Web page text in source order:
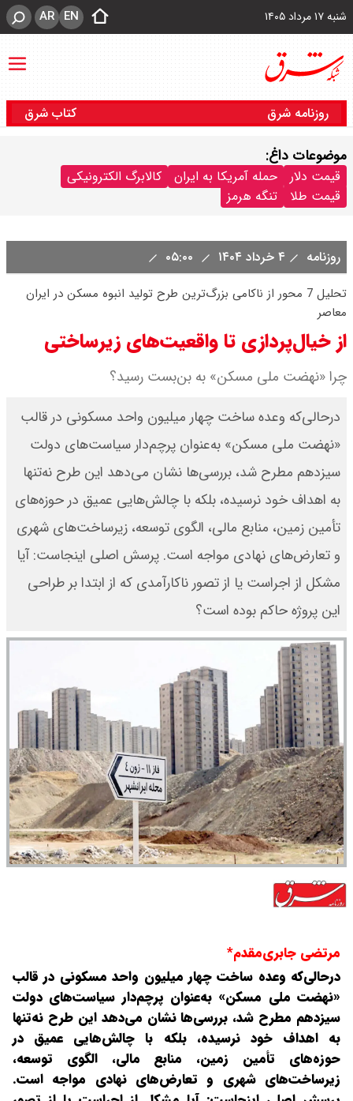
شنبه ۱۷ مرداد ۱۴۰۵ EN
AR
روزنامه شرق کتاب شرق
موضوعات داغ:
قیمت دلار حمله آمریکا به ایران
کالابرگ الکترونیکی
قیمت طلا
تنگه هرمز
روزنامه ۴ خرداد ۱۴۰۴
تحلیل 7 محور از ناکامی بزرگ‌ترین طرح تولید انبوه مسکن در ایران
معاصر
از خیال‌پردازی تا واقعیت‌های زیرساختی
چرا «نهضت ملی مسکن» به بن‌بست رسید؟
در‌حالی‌که وعده ساخت چهار میلیون واحد مسکونی در قالب
«نهضت ملی مسکن» به‌عنوان پرچم‌دار سیاست‌های دولت
سیزدهم مطرح شد، بررسی‌ها نشان می‌دهد این طرح نه‌تنها
به اهداف خود نرسیده، بلکه با چالش‌هایی عمیق در حوزه‌های
تأمین زمین، منابع مالی، الگوی توسعه، زیرساخت‌های شهری‌
و تعارض‌های نهادی مواجه است. پرسش اصلی اینجاست: آیا
مشکل از اجراست یا از تصور ناکارآمدی که از ابتدا بر طراحی
این پروژه حاکم بوده است؟
مرتضی جابری‌مقدم*
در‌حالی‌که وعده ساخت چهار میلیون واحد مسکونی در قالب
«نهضت ملی مسکن» به‌عنوان پرچم‌دار سیاست‌های دولت
سیزدهم مطرح شد، بررسی‌ها نشان می‌دهد این طرح نه‌تنها
به اهداف خود نرسیده، بلکه با چالش‌هایی عمیق در
حوزه‌های تأمین زمین، منابع مالی، الگوی توسعه،
زیرساخت‌های شهری‌ و تعارض‌های نهادی مواجه است.